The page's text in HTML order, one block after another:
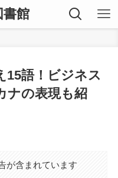
書館
15語！ビジネス
ナの表現も紹
が含まれています